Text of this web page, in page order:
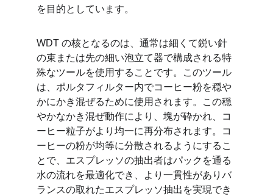
を目的としています。
WDT の核となるのは、通常は細くて鋭い針
の束または先の細い泡立て器で構成される特
殊なツールを使用することです。このツール
は、ポルタフィルター内でコーヒー粉を穏や
かにかき混ぜるために使用されます。この穏
やかなかき混ぜ動作により、塊が砕かれ、コ
ーヒー粒子がより均一に再分布されます。コ
ーヒーの粉が均等に分散されるようにするこ
とで、エスプレッソの抽出者はパックを通る
水の流れを最適化でき、より一貫性がありバ
ランスの取れたエスプレッソ抽出を実現でき